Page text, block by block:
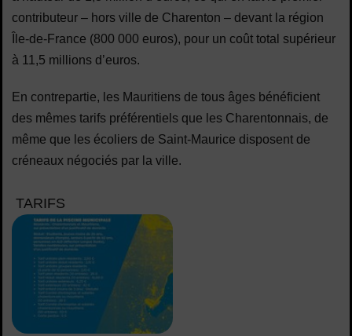
contributeur – hors ville de Charenton – devant la région
Île-de-France (800 000 euros), pour un coût total supérieur
à 11,5 millions d’euros.
En contrepartie, les Mauritiens de tous âges bénéficient
des mêmes tarifs préférentiels que les Charentonnais, de
même que les écoliers de Saint-Maurice disposent de
créneaux négociés par la ville.
TARIFS